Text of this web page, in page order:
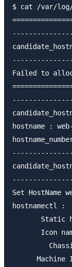
$ cat /var/
Failed to
hostname :
Set HostName
hostnamectl :
Static
Icon
Machine